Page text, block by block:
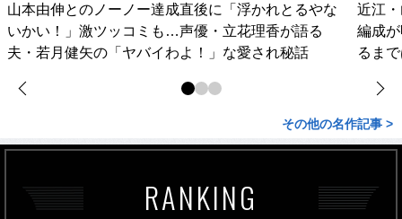
山本由伸とのノーノー達成直後に「浮かれとるやな
いかい！」激ツッコミも…声優・立花理香が語る
夫・若月健矢の「ヤバイわよ！」な愛され秘話
近江
編成
るま
その他の名作記事 >
RANKING